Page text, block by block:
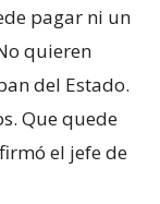
pagar ni un
quieren
del Estado.
Que quede
el jefe de